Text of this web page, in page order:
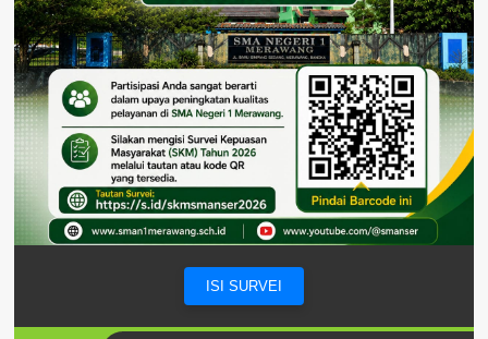
ISI SURVEI